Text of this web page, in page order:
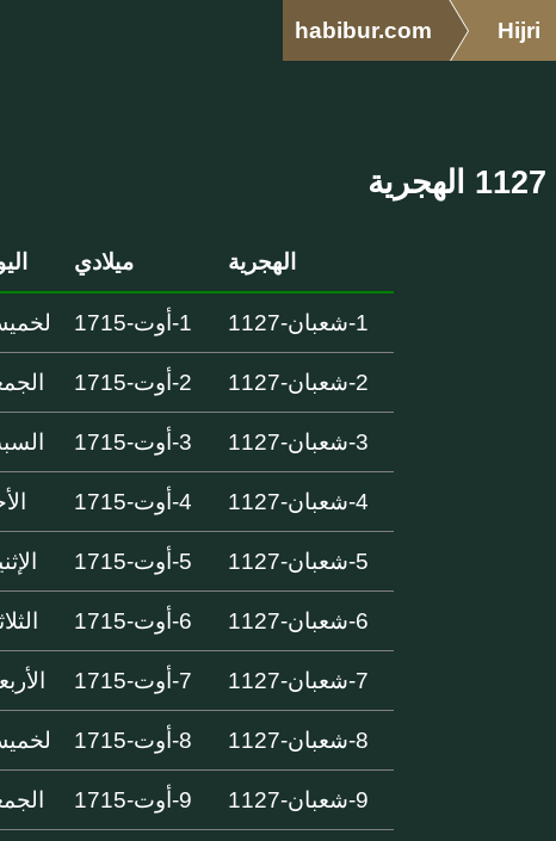
habibur.com Hijri
الهجرية ميلادي
1-شعبان-1127 1-أوت-1715
2-شعبان-1127 2-أوت-1715
3-شعبان-1127 3-أوت-1715
4-شعبان-1127 4-أوت-1715
5-شعبان-1127 5-أوت-1715
6-شعبان-1127 6-أوت-1715
7-شعبان-1127 7-أوت-1715
8-شعبان-1127 8-أوت-1715
9-شعبان-1127 9-أوت-1715